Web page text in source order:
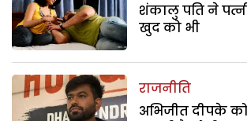
शंकालु पति ने
खुद को भी
राजनीति
अभिजीत दीपके